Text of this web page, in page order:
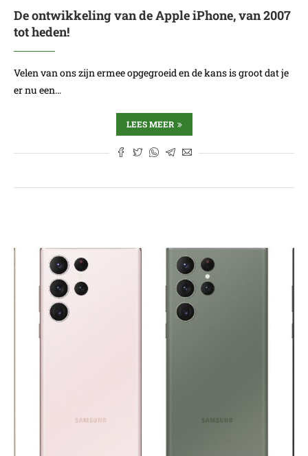
De ontwikkeling van de Apple iPhone, van 2007
tot heden!
Velen van ons zijn ermee opgegroeid en de kans is groot dat je
er nu een…
LEES MEER